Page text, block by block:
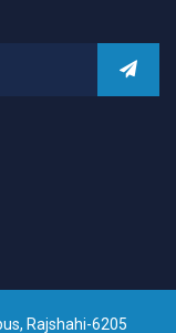
Rajshahi-6205